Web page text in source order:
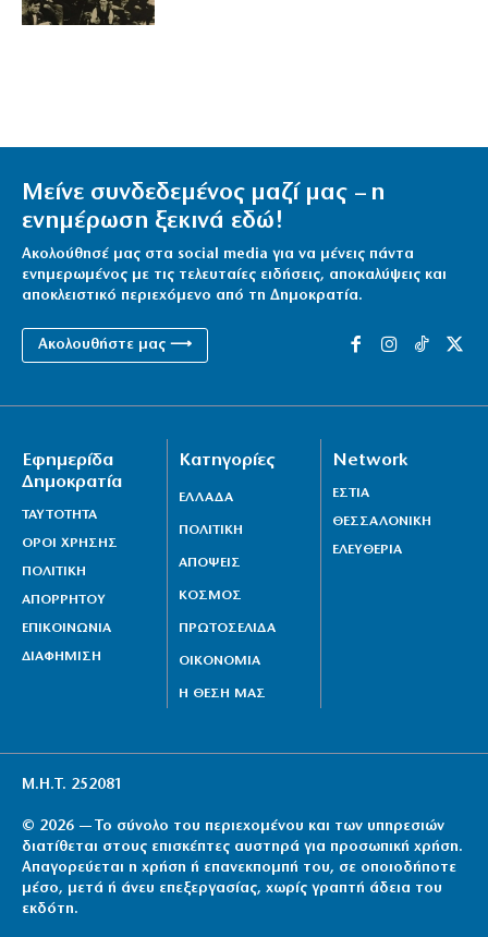
Μείνε συνδεδεμένος μαζί μας – η
ενημέρωση ξεκινά εδώ!
Ακολούθησέ μας στα social media για να μένεις πάντα
ενημερωμένος με τις τελευταίες ειδήσεις, αποκαλύψεις και
αποκλειστικό περιεχόμενο από τη Δημοκρατία.
Ακολουθήστε μας ⟶
Εφημερίδα
Δημοκρατία
ΤΑΥΤΟΤΗΤΑ
ΟΡΟΙ ΧΡΗΣΗΣ
ΠΟΛΙΤΙΚΗ
ΑΠΟΡΡΗΤΟΥ
ΕΠΙΚΟΙΝΩΝΙΑ
ΔΙΑΦΗΜΙΣΗ
Κατηγορίες
ΕΛΛΑΔΑ
ΠΟΛΙΤΙΚΗ
ΑΠΟΨΕΙΣ
ΚΟΣΜΟΣ
ΠΡΩΤΟΣΕΛΙΔΑ
ΟΙΚΟΝΟΜΙΑ
Η ΘΕΣΗ ΜΑΣ
Network
ΕΣΤΙΑ
ΘΕΣΣΑΛΟΝΙΚΗ
ΕΛΕΥΘΕΡΙΑ
Μ.Η.Τ. 252081
© 2026 — Το σύνολο του περιεχομένου και των υπηρεσιών
διατίθεται στους επισκέπτες αυστηρά για προσωπική χρήση.
Απαγορεύεται η χρήση ή επανεκπομπή του, σε οποιοδήποτε
μέσο, μετά ή άνευ επεξεργασίας, χωρίς γραπτή άδεια του
εκδότη.